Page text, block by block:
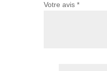
Votre avis *